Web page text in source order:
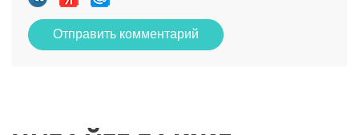
Отправить комментарий